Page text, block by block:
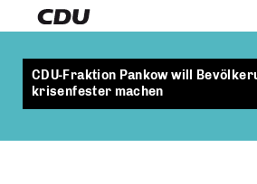
CDU-Fraktion Pankow will
krisenfester machen